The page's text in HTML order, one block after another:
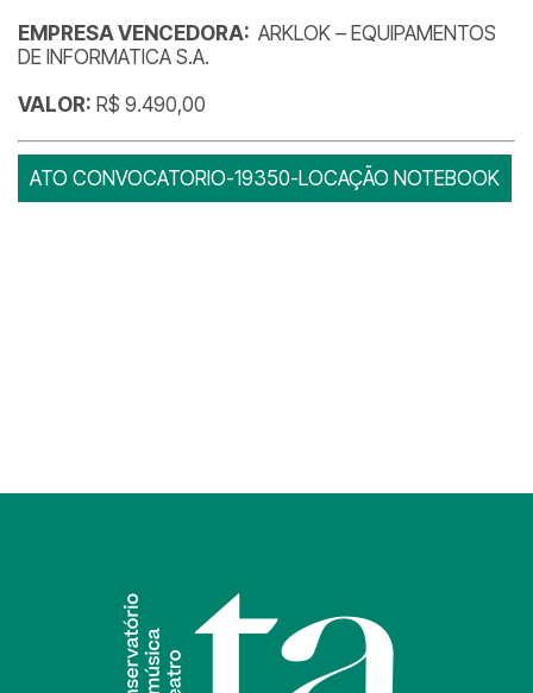
EMPRESA VENCEDORA: ARKLOK – EQUIPAMENTOS
DE INFORMATICA S.A.
VALOR: R$ 9.490,00
ATO CONVOCATORIO-19350-LOCAÇÃO NOTEBOOK